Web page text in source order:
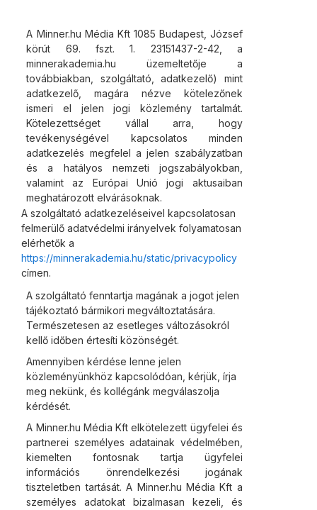
A Minner.hu Média Kft 1085 Budapest, József
körút 69. fszt. 1. 23151437-2-42, a
minnerakademia.hu üzemeltetője a
továbbiakban, szolgáltató, adatkezelő) mint
adatkezelő, magára nézve kötelezőnek
ismeri el jelen jogi közlemény tartalmát.
Kötelezettséget vállal arra, hogy
tevékenységével kapcsolatos minden
adatkezelés megfelel a jelen szabályzatban
és
a hatályos nemzeti
jogszabályokban,
valamint
az Európai Unió jogi aktusaiban
meghatározott elvárásoknak.
A szolgáltató adatkezeléseivel kapcsolatosan
felmerülő adatvédelmi irányelvek folyamatosan
elérhetők a
https://minnerakademia.hu/static/privacypolicy
címen.
A szolgáltató fenntartja magának a jogot jelen
tájékoztató bármikori megváltoztatására.
Természetesen az esetleges változásokról
kellő időben értesíti közönségét.
Amennyiben kérdése lenne jelen
közleményünkhöz kapcsolódóan, kérjük, írja
meg nekünk, és kollégánk megválaszolja
kérdését.
A Minner.hu Média Kft elkötelezett ügyfelei és
partnerei személyes adatainak védelmében,
kiemelten fontosnak tartja ügyfelei
információs önrendelkezési jogának
tiszteletben tartását. A Minner.hu Média Kft a
személyes adatokat bizalmasan kezeli, és